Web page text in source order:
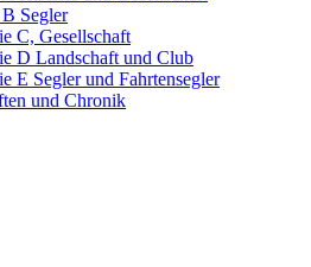
Segler
C, Gesellschaft
D Landschaft und Club
E Segler und Fahrtensegler
und Chronik